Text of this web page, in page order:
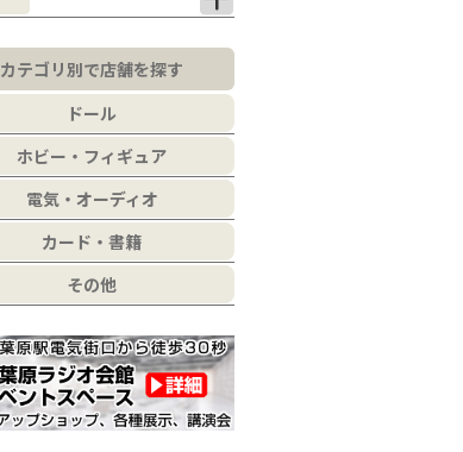
カテゴリ別で店舗を探す
ドール
ホビー・フィギュア
電気・オーディオ
カード・書籍
その他